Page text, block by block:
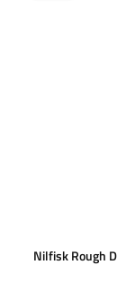
Nilfisk Rough